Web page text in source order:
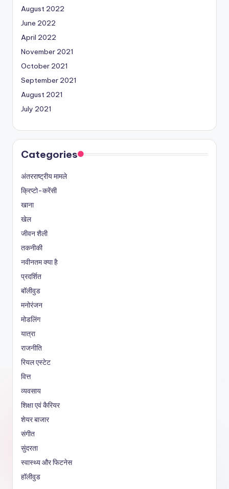
August 2022
June 2022
April 2022
November 2021
October 2021
September 2021
August 2021
July 2021
Categories
अंतरराष्ट्रीय मामले
क्रिप्टो-करेंसी
खाना
खेल
जीवन शैली
तकनीकी
नवीनतम क्या है
प्रदर्शित
बॉलीवुड
मनोरंजन
मोडलिंग
यात्रा
राजनीति
रियल एस्टेट
वित्त
व्यवसाय
शिक्षा एवं कैरियर
शेयर बाजार
संगीत
सुंदरता
स्वास्थ्य और फिटनेस
हॉलीवुड